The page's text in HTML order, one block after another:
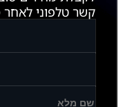
קשר טלפוני לאחר